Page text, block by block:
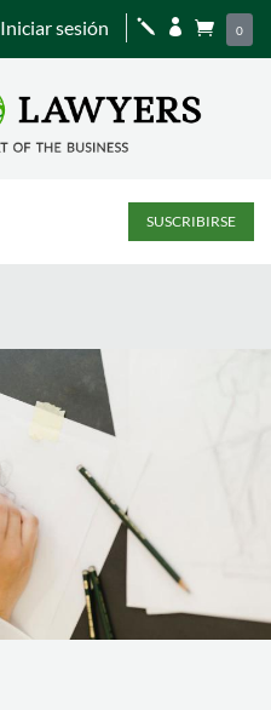
Iniciar sesión j   0
SUSCRIBIRSE